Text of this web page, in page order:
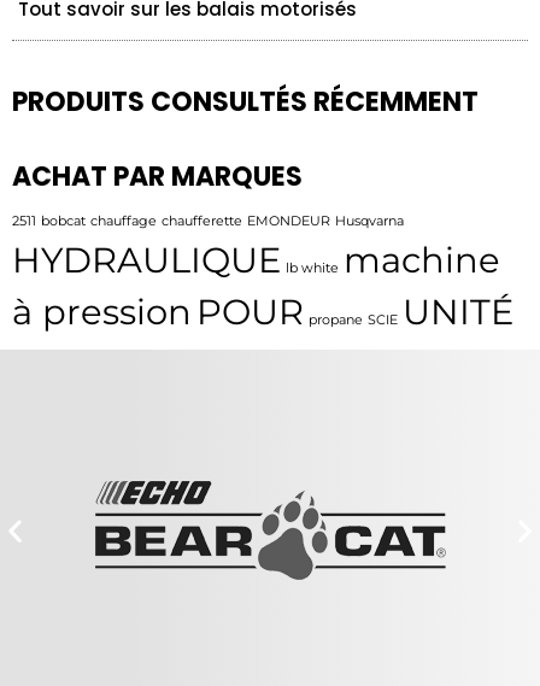
Tout savoir sur les balais motorisés
PRODUITS CONSULTÉS RÉCEMMENT
ACHAT PAR MARQUES
2511 bobcat chauffage chaufferette EMONDEUR Husqvarna
HYDRAULIQUE lb white machine
à pression POUR propane SCIE UNITÉ